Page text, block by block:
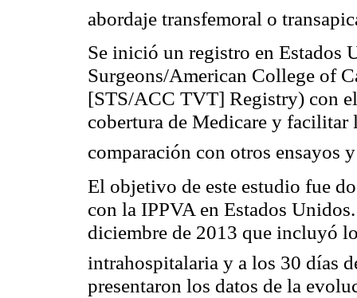
abordaje transfemoral o
Se inició un registro en Estados
Surgeons/American College of
[STS/ACC TVT] Registry) con
cobertura de Medicare y facilitar
comparación con otros ensayos
El objetivo de este estudio fue
con la IPPVA en Estados
diciembre de 2013 que incluyó
intrahospitalaria y a los 30 días
presentaron los datos de la